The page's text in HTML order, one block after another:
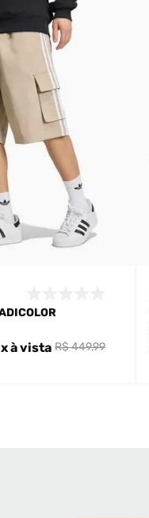
à vista R$ 449,99